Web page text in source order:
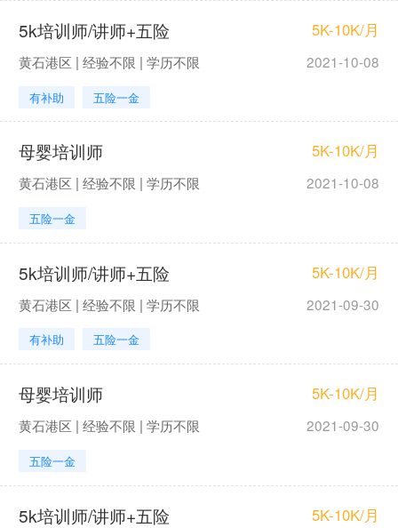
5k培训师/讲师+五险 5K-10K/月
黄石港区 | 经验不限 | 学历不限 2021-10-08
有补助 五险一金
母婴培训师 5K-10K/月
黄石港区 | 经验不限 | 学历不限 2021-10-08
五险一金
5k培训师/讲师+五险 5K-10K/月
黄石港区 | 经验不限 | 学历不限 2021-09-30
有补助 五险一金
母婴培训师 5K-10K/月
黄石港区 | 经验不限 | 学历不限 2021-09-30
五险一金
5k培训师/讲师+五险 5K-10K/月